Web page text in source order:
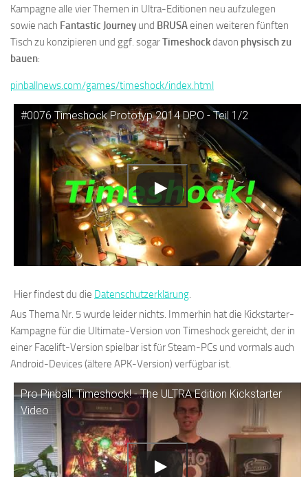
Kampagne alle vier Themen in Ultra-Editionen neu aufzulegen
sowie nach Fantastic Journey und BRUSAeinen weiteren fünften
Tisch zu konzipieren und ggf. sogarTimeshockdavon physisch zu
bauen:
pinballnews.com/games/timeshock/index.html
#0076 Timeshock Prototyp 2014 DPO - Teil 1/2
Hier findest du die Datenschutzerklärung.
Aus Thema Nr. 5 wurde leider nichts. Immerhin hat die Kickstarter-
Kampagne für die Ultimate-Version von Timeshock gereicht, der in
einer Facelift-Version spielbar ist für Steam-PCs und vormals auch
Android-Devices (ältere APK-Version) verfügbar ist.
Pro Pinball: Timeshock! - The ULTRA Edition Kickstarter
Video